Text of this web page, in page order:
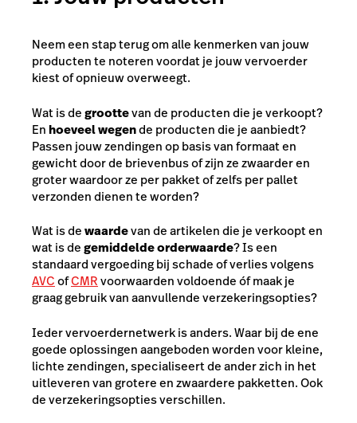
Neem een stap terug om alle kenmerken van jouw
producten te noteren voordat je jouw vervoerder
kiest of opnieuw overweegt.
Wat is degroottevan de producten die je verkoopt?
Enhoeveel wegende producten die je aanbiedt?
Passen jouw zendingen op basis van formaat en
gewicht door de brievenbus of zijn ze zwaarder en
groter waardoor ze per pakket of zelfs per pallet
verzonden dienen te worden?
Wat is dewaardevan de artikelen die je verkoopt en
wat is degemiddelde orderwaarde? Is een
standaard vergoeding bij schade of verlies volgens
AVCofCMRvoorwaarden voldoende óf maak je
graag gebruik van aanvullende verzekeringsopties?
Ieder vervoerdernetwerk is anders. Waar bij de ene
goede oplossingen aangeboden worden voor kleine,
lichte zendingen, specialiseert de ander zich in het
uitleveren van grotere en zwaardere pakketten. Ook
de verzekeringsopties verschillen.